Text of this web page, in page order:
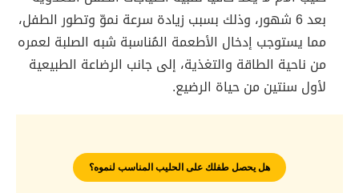
بعد 6 شهور، وذلك بسبب زيادة سرعة نموّ وتطور الطفل،
مما يستوجب إدخال الأطعمة المُناسبة شبه الصلبة لعمره
من ناحية الطاقة والتغذية، إلى جانب الرضاعة الطبيعية
لأول سنتين من حياة الرضيع.
هل يحصل طفلك على الحليب المناسب لنموه؟